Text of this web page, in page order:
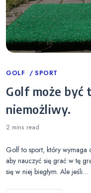
Categories
GOLF SPORT
Golf może być
niemożliwy.
2 mins read
Golf to sport, który wymaga
aby nauczyć się grać w tę
się w niej biegłym. Ale jeśli…